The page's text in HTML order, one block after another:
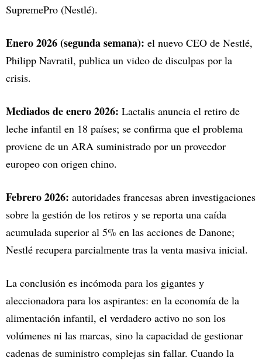
SupremePro (Nestlé).​
Enero 2026 (segunda semana): el nuevo CEO de Nestlé,
Philipp Navratil, publica un video de disculpas por la
crisis.​
Mediados de enero 2026: Lactalis anuncia el retiro de
leche infantil en 18 países; se confirma que el problema
proviene de un ARA suministrado por un proveedor
europeo con origen chino.​
Febrero 2026: autoridades francesas abren investigaciones
sobre la gestión de los retiros y se reporta una caída
acumulada superior al 5% en las acciones de Danone;
Nestlé recupera parcialmente tras la venta masiva inicial.​
La conclusión es incómoda para los gigantes y
aleccionadora para los aspirantes: en la economía de la
alimentación infantil, el verdadero activo no son los
volúmenes ni las marcas, sino la capacidad de gestionar
cadenas de suministro complejas sin fallar. Cuando la